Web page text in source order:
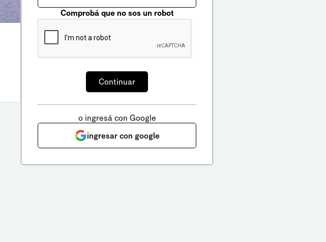
Comprobá que no sos un robot
o ingresá con Google
ingresar con google